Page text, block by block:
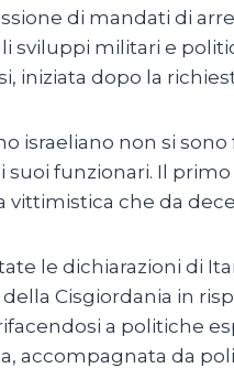
di mandati di
sviluppi militari e
iniziata dopo la
israeliano non si
suoi funzionari. Il
vittimistica che da
le dichiarazioni di
Cisgiordania in
a politiche
accompagnata da